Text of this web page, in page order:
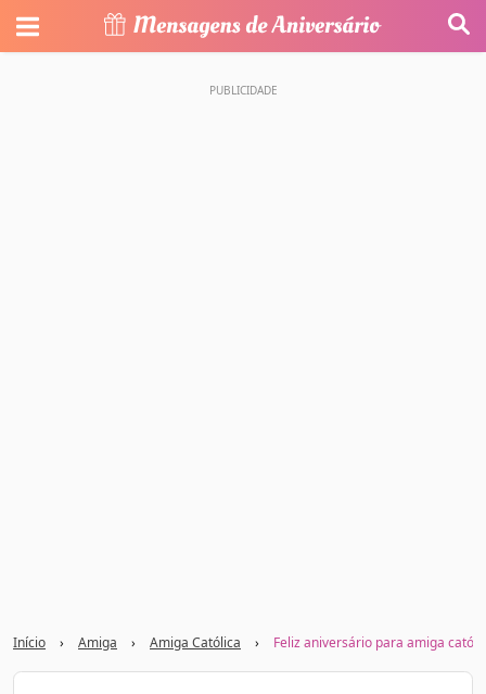
Início › Amiga › Amiga Católica › Feliz aniversário para amiga